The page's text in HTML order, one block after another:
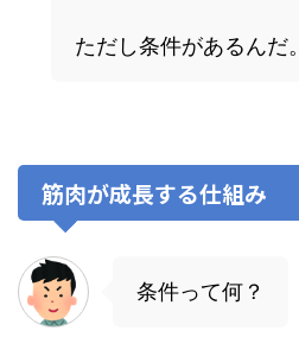
ただし条件があるんだ。
筋肉が成長する仕組み
条件って何？